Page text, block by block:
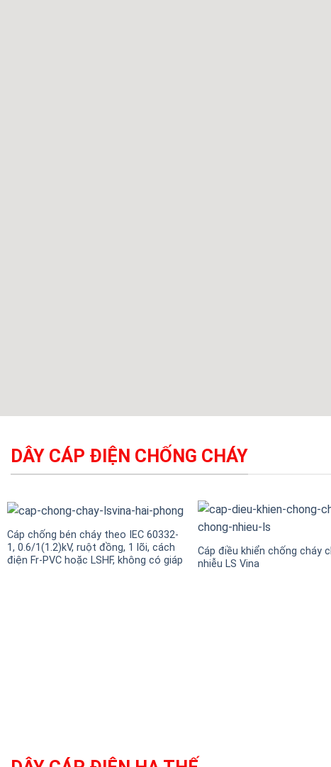
DÂY CÁP ĐIỆN CHỐNG CHÁY
Cáp chống bén cháy theo IEC 60332-
1, 0.6/1(1.2)kV, ruột đồng, 1 lõi, cách
điện Fr-PVC hoặc LSHF, không có giáp
Cáp điều khiển chống cháy
nhiễu LS Vina